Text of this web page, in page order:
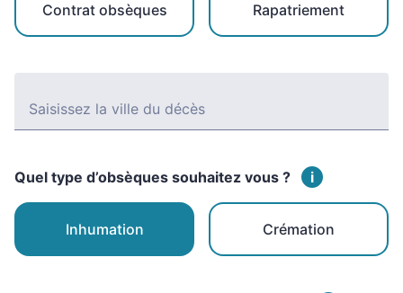
Contrat obsèques Rapatriement
Saisissez la ville du décès
Quel type d’obsèques souhaitez vous ? i
Inhumation Crémation